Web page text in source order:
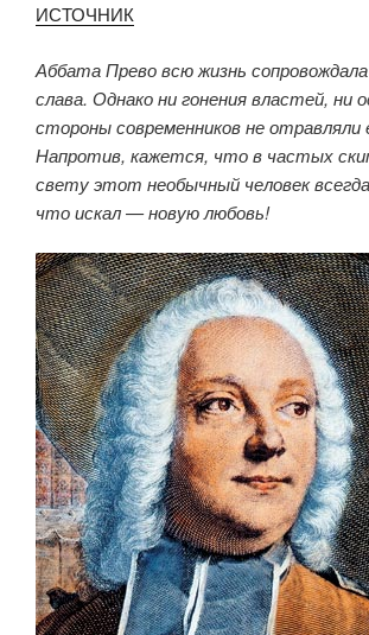
ИСТОЧНИК
Аббата Прево всю жизнь сопровождала
слава. Однако ни гонения властей, ни
стороны современников не отравляли
Напротив, кажется, что в частых
свету этот необычный человек
что искал — новую любовь!